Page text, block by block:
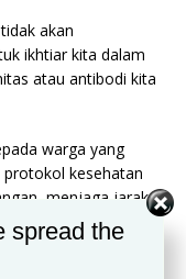
akan
ikhtiar kita dalam
atau antibodi kita
warga yang
kesehatan
menjaga jarak,
mobilitas.
tidak menutup
spread the